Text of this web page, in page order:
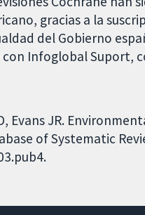
gracias a la
del Gobierno
Infoglobal Suport,
Evans JR.
of Systematic